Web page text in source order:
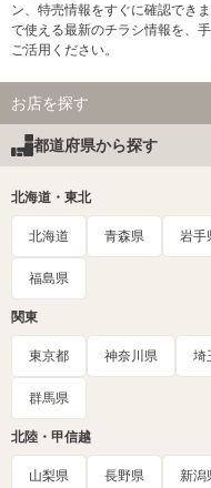
ン、特売情報をすぐに確認でき
で使える最新のチラシ情報を、
ご活用ください。
お店を探す
都道府県から探す
北海道・東北
北海道 青森県 岩手
福島県
関東
東京都 神奈川県 埼
群馬県
北陸・甲信越
山梨県 長野県 新潟